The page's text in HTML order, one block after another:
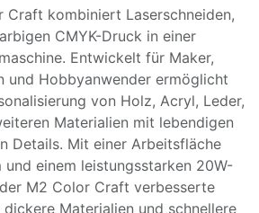
Craft kombiniert Laserschneiden,
CMYK-Druck in einer
Entwickelt für Maker,
und Hobbyanwender ermöglicht
von Holz, Acryl, Leder,
Materialien mit lebendigen
Details. Mit einer Arbeitsfläche
einem leistungsstarken 20W-
M2 Color Craft verbesserte
Materialien und schnellere